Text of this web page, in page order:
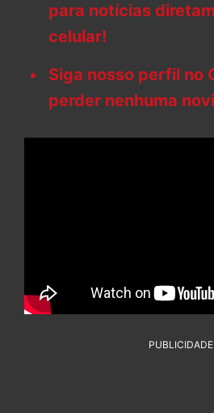
para notícias
celular!
Siga nosso perfil no
perder nenhuma
PUBLICIDADE